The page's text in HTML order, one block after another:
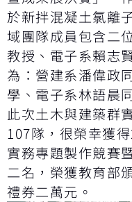
於新拌混凝土氯離
域團隊成員包含二
教授、電子系賴志
為：營建系潘偉政
學、電子系林語晨
此次土木與建築群
107隊，很榮幸獲
實務專題製作競賽
二名，榮獲教育部
禮券二萬元。